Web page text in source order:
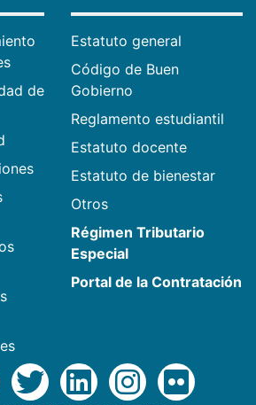
de
Estatuto general
Código de Buen
Gobierno
Reglamento estudiantil
Estatuto docente
Estatuto de bienestar
Otros
Régimen Tributario
Especial
Portal de la Contratación